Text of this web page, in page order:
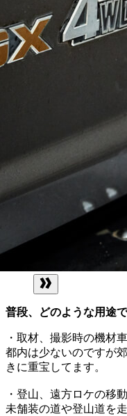
普段、どのような用途
・取材、撮影時の機材
都内は少ないのですが
きに重宝してます。
・登山、遠方ロケの移
未舗装の道や登山道を